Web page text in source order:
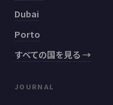
Dubai
Porto
すべての国を見る →
JOURNAL